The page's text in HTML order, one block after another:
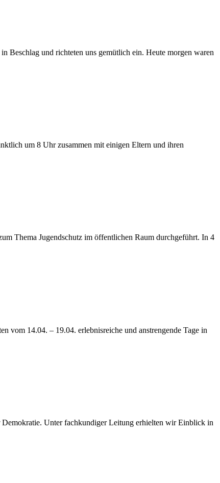
Beschlag und richteten uns gemütlich ein. Heute morgen waren
um 8 Uhr zusammen mit einigen Eltern und ihren
Thema Jugendschutz im öffentlichen Raum durchgeführt. In 4
vom 14.04. – 19.04. erlebnisreiche und anstrengende Tage in
Demokratie. Unter fachkundiger Leitung erhielten wir Einblick in